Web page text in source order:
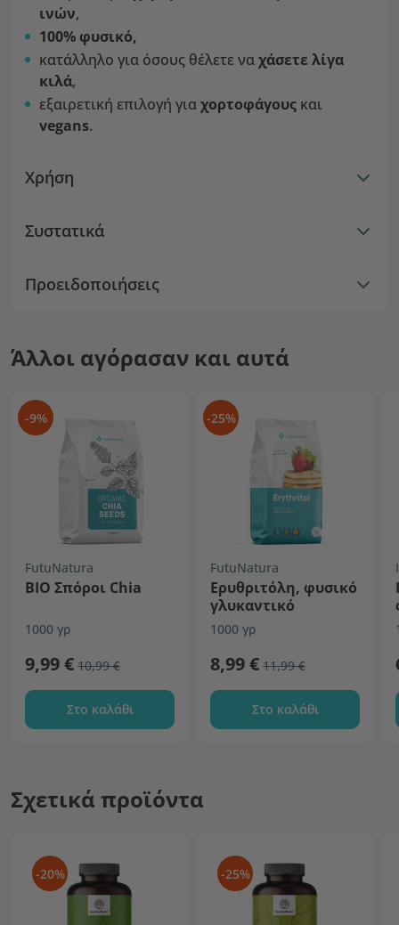
ινών,
100% φυσικό,
κατάλληλο για όσους θέλετε ναχάσετε λίγα
κιλά,
εξαιρετική επιλογή γιαχορτοφάγους και
vegans.
Χρήση
Συστατικά
Προειδοποιήσεις
Άλλοι αγόρασαν και αυτά
-9%
FutuNatura
BIO Σπόροι Chia
1000 γρ
9,99 € 10,99 €
Στο καλάθι
-25%
FutuNatura
Ερυθριτόλη, φυσικό
γλυκαντικό
1000 γρ
8,99 € 11,99 €
Στο καλάθι
Σχετικά προϊόντα
-20% -25%